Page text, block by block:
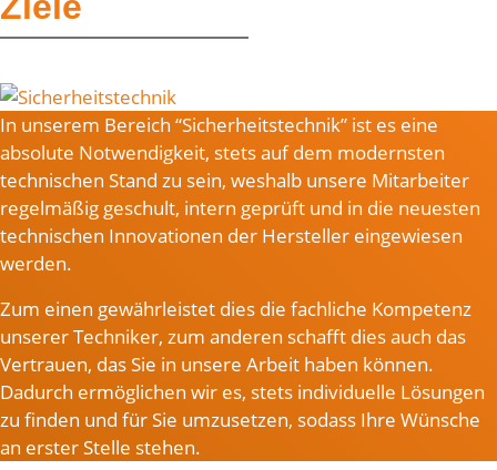
In unserem Bereich “Sicherheitstechnik” ist es eine
absolute Notwendigkeit, stets auf dem modernsten
technischen Stand zu sein, weshalb unsere Mitarbeiter
regelmäßig geschult, intern geprüft und in die neuesten
technischen Innovationen der Hersteller eingewiesen
werden.
Zum einen gewährleistet dies die fachliche Kompetenz
unserer Techniker, zum anderen schafft dies auch das
Vertrauen, das Sie in unsere Arbeit haben können.
Dadurch ermöglichen wir es, stets individuelle Lösungen
zu finden und für Sie umzusetzen, sodass Ihre Wünsche
an erster Stelle stehen.